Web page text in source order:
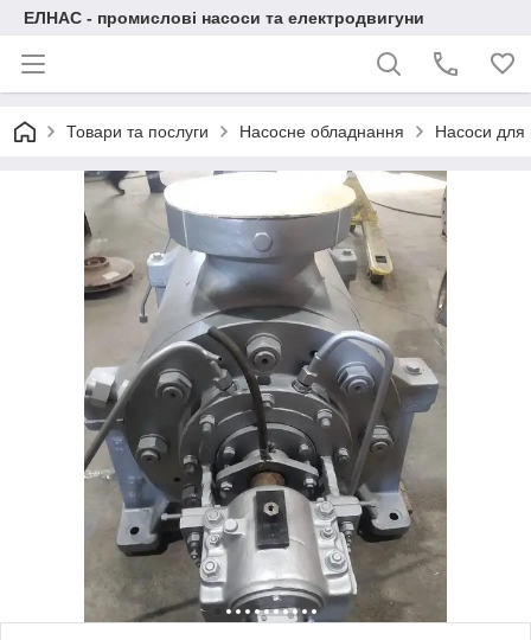
ЕЛНАС - промислові насоси та електродвигуни
Товари та послуги Насосне обладнання Насоси для